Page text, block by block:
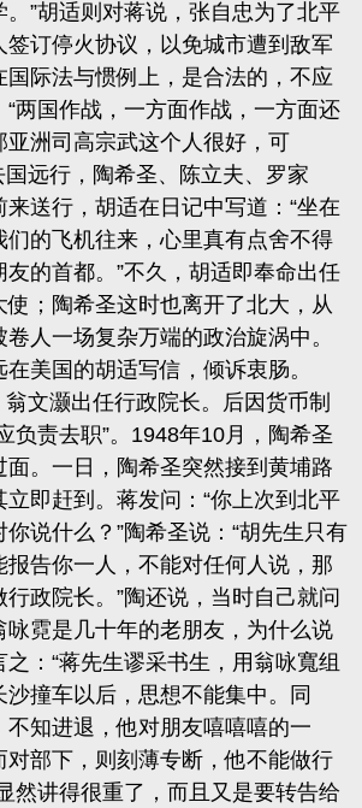
”胡适则对蒋说，张自忠为了北平
签订停火协议，以免城市遭到敌军
国际法与惯例上，是合法的，不应
两国作战，一方面作战，一方面还
亚洲司高宗武这个人很好，可
国远行，陶希圣、陈立夫、罗家
送行，胡适在日记中写道：“坐在
们的飞机往来，心里真有点舍不得
的首都。”不久，胡适即奉命出任
使；陶希圣这时也离开了北大，从
人一场复杂万端的政治旋涡中。
美国的胡适写信，倾诉衷肠。
文灏出任行政院长。后因货币制
负责去职”。1948年10月，陶希圣
面。一日，陶希圣突然接到黄埔路
即赶到。蒋发问：“你上次到北平
说什么？”陶希圣说：“胡先生只有
报告你一人，不能对任何人说，那
政院长。”陶还说，当时自己就问
咏霓是几十年的老朋友，为什么说
：“蒋先生谬采书生，用翁咏寬组
撞车以后，思想不能集中。同
不知进退，他对朋友嘻嘻嘻的一
对部下，则刻薄专断，他不能做行
然讲得很重了，而且又是要转告给